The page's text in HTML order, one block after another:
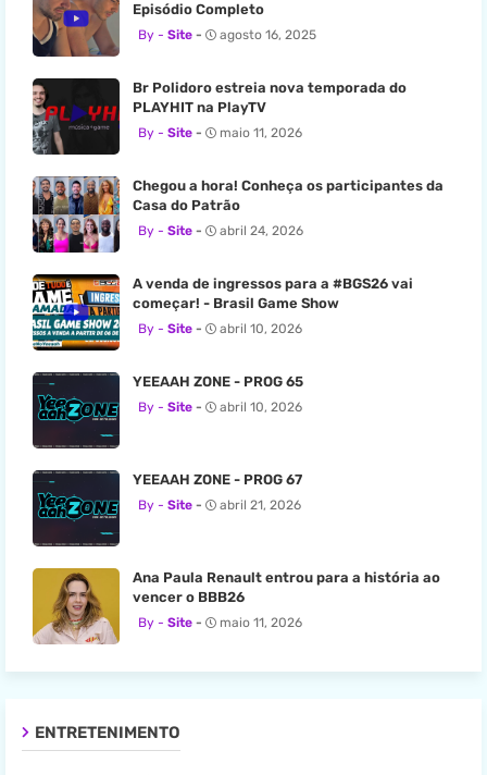
Episódio Completo
Site agosto 16, 2025
Br Polidoro estreia nova temporada do
PLAYHIT na PlayTV
Site maio 11, 2026
Chegou a hora! Conheça os participantes da
Casa do Patrão
Site abril 24, 2026
A venda de ingressos para a #BGS26 vai
começar! - Brasil Game Show
Site abril 10, 2026
YEEAAH ZONE - PROG 65
Site abril 10, 2026
YEEAAH ZONE - PROG 67
Site abril 21, 2026
Ana Paula Renault entrou para a história ao
vencer o BBB26
Site maio 11, 2026
ENTRETENIMENTO